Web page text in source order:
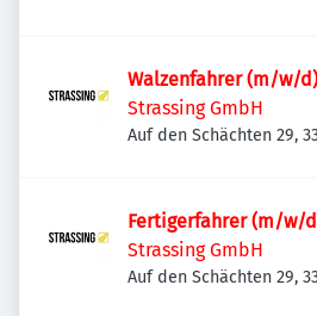
Walzenfahrer (m/w/
Strassing GmbH
Auf den Schächten 29,
Fertigerfahrer (m/w/
Strassing GmbH
Auf den Schächten 29,